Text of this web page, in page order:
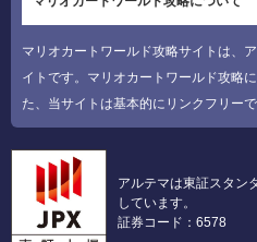
マリオカートワールド攻略サイトは、
イトです。マリオカートワールド攻略
た、当サイトは基本的にリンクフリーで
アルテマは東証スタン
しています。
証券コード：6578